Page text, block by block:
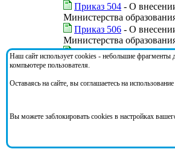
Приказ 504 - О
Министерства
Приказ 506 - О
Министерства
Приказ 507- О
Административного
приема заявок на
и выдачи в
Наш сайт использует cookies - небольшие фрагменты
компьютере пользователя.
Оставаясь на сайте, вы соглашаетесь на
Вы можете заблокировать cookies в настройках